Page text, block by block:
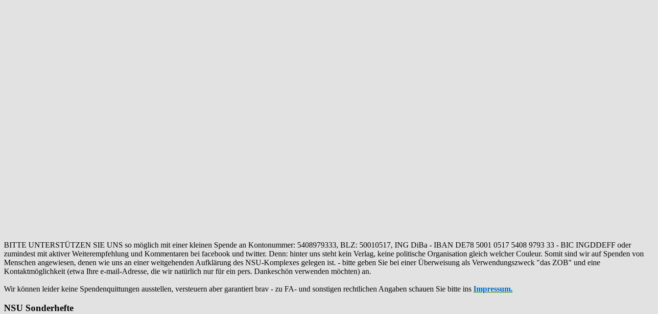
BITTE UNTERSTÜTZEN SIE UNS so möglich mit einer kleinen Spende an Kontonummer: 5408979333, BLZ: 50010517, ING DiBa - IBAN DE78 5001 0517 5408 9793 33 - BIC INGDDEFF oder
zumindest mit aktiver Weiterempfehlung und Kommentaren bei facebook und twitter. Denn: hinter uns steht kein Verlag, keine politische Organisation gleich welcher Couleur. Somit sind wir auf Spenden von
Menschen angewiesen, denen wie uns an einer weitgehenden Aufklärung des NSU-Komplexes gelegen ist. - bitte geben Sie bei einer Überweisung als Verwendungszweck "das ZOB" und eine
Kontaktmöglichkeit (etwa Ihre e-mail-Adresse, die wir natürlich nur für ein pers. Dankeschön verwenden möchten) an.
Wir können leider keine Spendenquittungen ausstellen, versteuern aber garantiert brav - zu FA- und sonstigen rechtlichen Angaben schauen Sie bitte ins Impressum.
NSU Sonderhefte